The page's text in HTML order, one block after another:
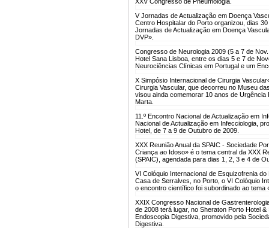
V Jornadas de Actualização em Doença
Centro Hospitalar do Porto organizou, dias
Jornadas de Actualização em Doença
DVP».
Congresso de Neurologia 2009 (5 a 7 de
Hotel Sana Lisboa, entre os dias 5 e 7 de
Neurociências Clínicas em Portugal e um
X Simpósio Internacional de Cirurgia Vascular
Cirurgia Vascular, que decorreu no Museu
visou ainda comemorar 10 anos de Urgência
Marta.
11.º Encontro Nacional de Actualização em
Nacional de Actualização em Infecciologia,
Hotel, de 7 a 9 de Outubro de 2009.
XXX Reunião Anual da SPAIC - Sociedade
Criança ao Idoso» é o tema central da XXX
(SPAIC), agendada para dias 1, 2, 3 e 4 de
VI Colóquio Internacional de Esquizofrenia
Casa de Serralves, no Porto, o VI Colóquio
o encontro científico foi subordinado ao
XXIX Congresso Nacional de
de 2008 terá lugar, no Sheraton Porto Hotel
Endoscopia Digestiva, promovido pela
Digestiva.